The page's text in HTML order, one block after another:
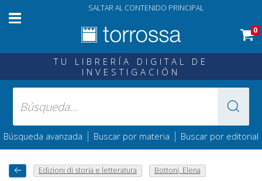
SALTAR AL CONTENIDO PRINCIPAL
0
TU LIBRERÍA DIGITAL DE
INVESTIGACIÓN
Búsqueda avanzada | Buscar por materia | Buscar por editorial
Edizioni di storia e letteratura
Bottoni, Elena